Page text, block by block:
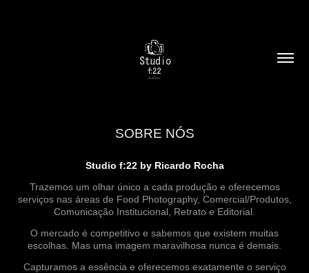
SOBRE NÓS
Studio f:22 by Ricardo Rocha
Trazemos um olhar único a cada produção e oferecemos
serviços nas áreas de Food Photography, Comercial/Produtos,
Comunicação Institucional, Retrato e Editorial.
O mercado é competitivo e sabemos que existem muitas
escolhas. Mas uma imagem maravilhosa nunca é demais.
Capturamos a essência e oferecemos exatamente o serviço